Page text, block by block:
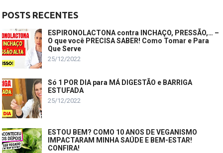
POSTS RECENTES
ESPIRONOLACTONA contra INCHAÇO, PRESSÃO,… –
O que você PRECISA SABER! Como Tomar e Para
Que Serve
25/12/2022
Só 1 POR DIA para MÁ DIGESTÃO e BARRIGA
ESTUFADA
25/12/2022
ESTOU BEM? COMO 10 ANOS DE VEGANISMO
IMPACTARAM MINHA SAÚDE E BEM-ESTAR!
CONFIRA!